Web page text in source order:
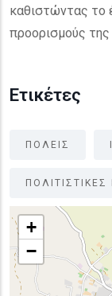
καθιστώντας το
προορισμούς
Ετικέτες
ΠΟΛΕΙΣ
+
−